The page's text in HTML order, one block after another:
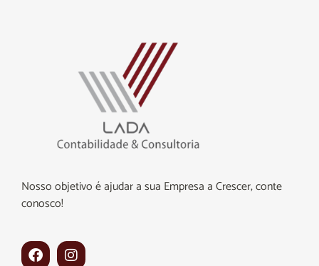
Nosso objetivo é ajudar a sua Empresa a Crescer, conte
conosco!